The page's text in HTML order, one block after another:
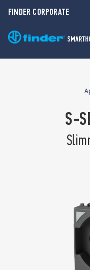
FINDER CORPORATE
S-